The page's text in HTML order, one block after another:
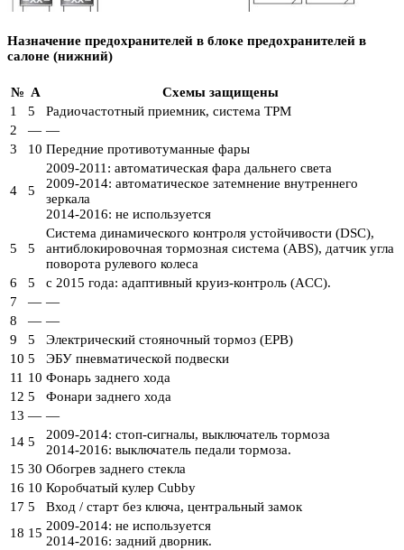
Назначение предохранителей в блоке предохранителей в
салоне (нижний)
№ A
Схемы защищены
1
5
Радиочастотный приемник, система TPM
2
— —
3
10 Передние противотуманные фары
4 5
2009-2011: автоматическая фара дальнего света
2009-2014: автоматическое затемнение внутреннего
зеркала
2014-2016: не используется
5 5
Система динамического контроля устойчивости (DSC),
антиблокировочная тормозная система (ABS), датчик угла
поворота рулевого колеса
6
5
с 2015 года: адаптивный круиз-контроль (ACC).
7
— —
8
— —
9
5
Электрический стояночный тормоз (EPB)
10 5
ЭБУ пневматической подвески
11 10 Фонарь заднего хода
12 5
Фонари заднего хода
13 — —
14 5
2009-2014: стоп-сигналы, выключатель тормоза
2014-2016: выключатель педали тормоза.
15 30 Обогрев заднего стекла
16 10 Коробчатый кулер Cubby
17 5
Вход / старт без ключа, центральный замок
18 15 2009-2014: не используется
2014-2016: задний дворник.